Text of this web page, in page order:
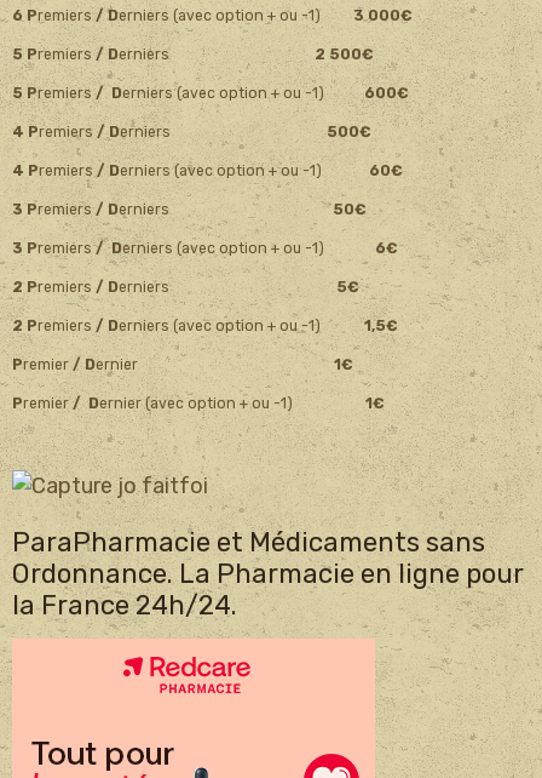
6 Premiers/ Derniers (avec option + ou -1) 3 000€
5 Premiers/ Derniers2 500€
5 Premiers/ Derniers (avec option + ou -1)600€
4 Premiers / Derniers 500€
4 Premiers / Derniers (avec option + ou -1) 60€
3 Premiers/ Derniers50€
3 Premiers/ Derniers (avec option + ou -1) 6€
2 Premiers / Derniers5€
2 Premiers / Derniers (avec option + ou -1)1,5€
Premier / Dernier 1€
Premier/ Dernier (avec option + ou -1) 1€
ParaPharmacie et Médicaments sans
Ordonnance. La Pharmacie en ligne pour
la France 24h/24.